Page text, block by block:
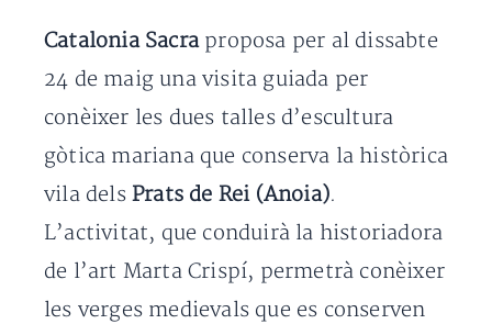
Catalonia Sacraproposa per al dissabte
24 de maig una visita guiada per
conèixer les dues talles d’escultura
gòtica mariana que conserva la històrica
vila dels Prats de Rei (Anoia).
L’activitat, que conduirà la historiadora
de l’art Marta Crispí, permetrà conèixer
les verges medievals que es conserven